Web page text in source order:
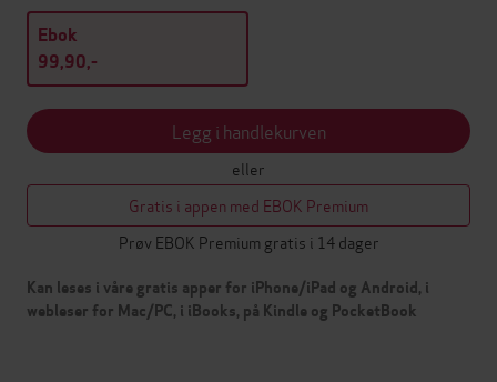
Ebok
99,90,-
Legg i handlekurven
eller
Gratis i appen med EBOK Premium
Prøv EBOK Premium gratis i 14 dager
Kan leses i våre gratis apper for iPhone/iPad og Android, i
webleser for Mac/PC, i iBooks, på Kindle og PocketBook